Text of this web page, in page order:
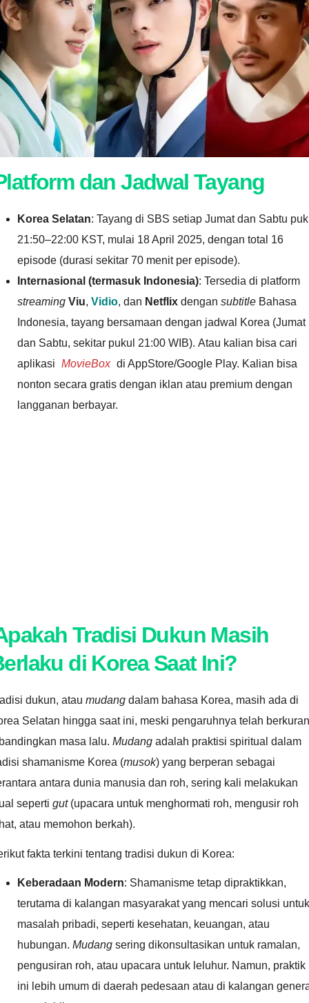
dan Jadwal Tayang
Korea Selatan: Tayang di SBS setiap Jumat dan Sabtu
21:50–22:00 KST, mulai 18 April 2025, dengan total 16
episode (durasi sekitar 70 menit per episode).
Internasional (termasuk Indonesia): Tersedia di platform
streaming Viu, Vidio, dan Netflix dengan subtitle Bahasa
Indonesia, tayang bersamaan dengan jadwal Korea (Jumat
dan Sabtu, sekitar pukul 21:00 WIB). Atau kalian bisa cari
aplikasi MovieBox di AppStore/Google Play. Kalian bisa
nonton secara gratis dengan iklan atau premium dengan
langganan berbayar.
Tradisi Dukun Masih
di Korea Saat Ini?
dukun, atau mudang dalam bahasa Korea, masih ada di
Selatan hingga saat ini, meski pengaruhnya telah
masa lalu. Mudang adalah praktisi spiritual dalam
shamanisme Korea (musok) yang berperan sebagai
antara dunia manusia dan roh, sering kali melakukan
seperti gut(upacara untuk menghormati roh, mengusir roh
atau memohon berkah).
fakta terkini tentang tradisi dukun di Korea:
Keberadaan Modern: Shamanisme tetap dipraktikkan,
terutama di kalangan masyarakat yang mencari solusi untuk
masalah pribadi, seperti kesehatan, keuangan, atau
hubungan. Mudang sering dikonsultasikan untuk ramalan,
pengusiran roh, atau upacara untuk leluhur. Namun, praktik
ini lebih umum di daerah pedesaan atau di kalangan